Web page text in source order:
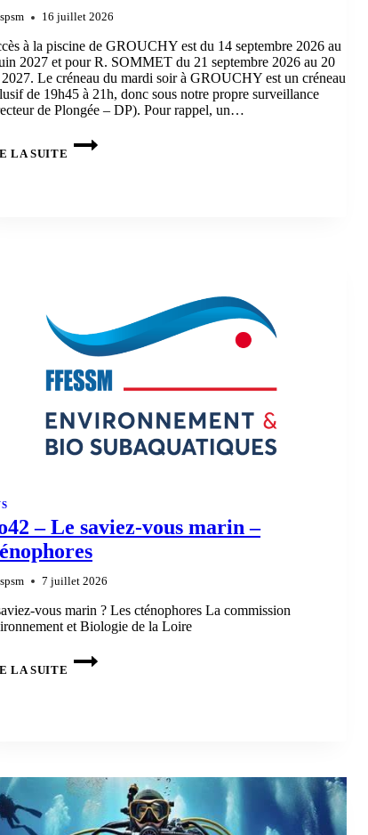
16 juillet 2026
à la piscine de GROUCHY est du 14 septembre 2026 au
2027 et pour R. SOMMET du 21 septembre 2026 au 20
Le créneau du mardi soir à GROUCHY est un créneau
de 19h45 à 21h, donc sous notre propre surveillance
de Plongée – DP). Pour rappel, un…
LA SUITE
CRÉNEAUX
PISCINES
– Le saviez-vous marin –
7 juillet 2026
vous marin ? Les cténophores La commission
et Biologie de la Loire
LA SUITE
BIO42